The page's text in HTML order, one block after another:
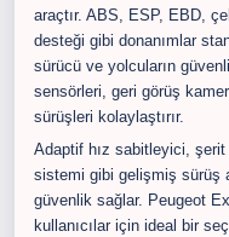
araçtır. ABS, ESP, EBD,
desteği gibi donanımlar
sürücü ve yolcuların
sensörleri, geri görüş
sürüşleri kolaylaştırır.
Adaptif hız sabitleyici,
sistemi gibi gelişmiş sürüş
güvenlik sağlar. Peugeot
kullanıcılar için ideal bir